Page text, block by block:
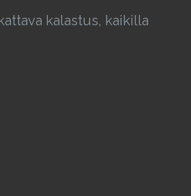
kalastus, kaikilla